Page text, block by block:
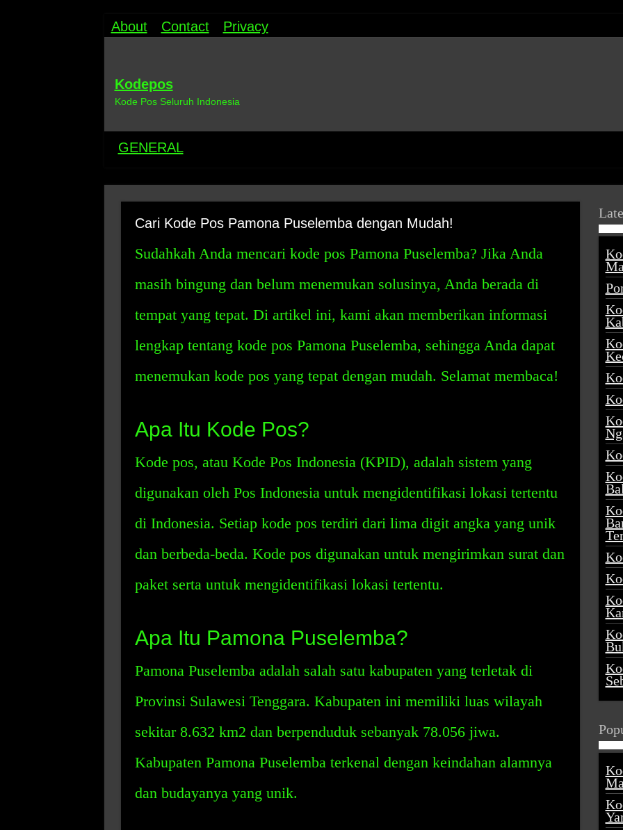
About Contact Privacy
Kodepos
Kode Pos Seluruh Indonesia
GENERAL
Cari Kode Pos Pamona Puselemba dengan Mudah!
Sudahkah Anda mencari kode pos Pamona Puselemba? Jika Anda
masih bingung dan belum menemukan solusinya, Anda berada di
tempat yang tepat. Di artikel ini, kami akan memberikan informasi
lengkap tentang kode pos Pamona Puselemba, sehingga Anda dapat
menemukan kode pos yang tepat dengan mudah. Selamat membaca!
Apa Itu Kode Pos?
Kode pos, atau Kode Pos Indonesia (KPID), adalah sistem yang
digunakan oleh Pos Indonesia untuk mengidentifikasi lokasi tertentu
di Indonesia. Setiap kode pos terdiri dari lima digit angka yang unik
dan berbeda-beda. Kode pos digunakan untuk mengirimkan surat dan
paket serta untuk mengidentifikasi lokasi tertentu.
Apa Itu Pamona Puselemba?
Pamona Puselemba adalah salah satu kabupaten yang terletak di
Provinsi Sulawesi Tenggara. Kabupaten ini memiliki luas wilayah
sekitar 8.632 km2 dan berpenduduk sebanyak 78.056 jiwa.
Kabupaten Pamona Puselemba terkenal dengan keindahan alamnya
dan budayanya yang unik.